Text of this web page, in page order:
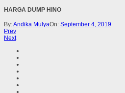
HARGA DUMP HINO
By:Andika MulyaOn: September 4, 2019
Prev
Next